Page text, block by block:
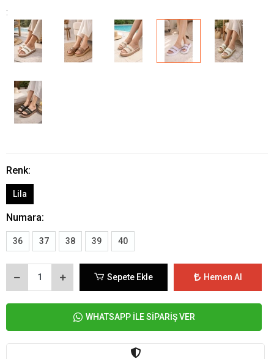
:
Renk:
Lila
Numara:
36 37 38 39 40
Sepete Ekle Hemen Al
WHATSAPP İLE SİPARİŞ VER